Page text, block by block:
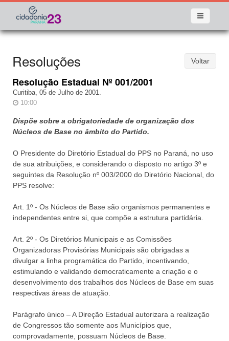
Voltar
Resoluções
Resolução Estadual Nº 001/2001
Curitiba, 05 de Julho de 2001.
10:00
Dispõe sobre a obrigatoriedade de organização dos
Núcleos de Base no âmbito do Partido.
O Presidente do Diretório Estadual do PPS no Paraná, no uso
de sua atribuições, e considerando o disposto no artigo 3º e
seguintes da Resolução nº 003/2000 do Diretório Nacional, do
PPS resolve:
Art. 1º - Os Núcleos de Base são organismos permanentes e
independentes entre si, que compõe a estrutura partidária.
Art. 2º - Os Diretórios Municipais e as Comissões
Organizadoras Provisórias Municipais são obrigadas a
divulgar a linha programática do Partido, incentivando,
estimulando e validando democraticamente a criação e o
desenvolvimento dos trabalhos dos Núcleos de Base em suas
respectivas áreas de atuação.
Parágrafo único – A Direção Estadual autorizara a realização
de Congressos tão somente aos Municípios que,
comprovadamente, possuam Núcleos de Base.